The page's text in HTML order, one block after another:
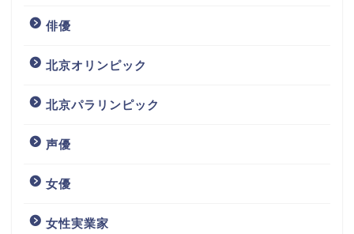
俳優
北京オリンピック
北京パラリンピック
声優
女優
女性実業家